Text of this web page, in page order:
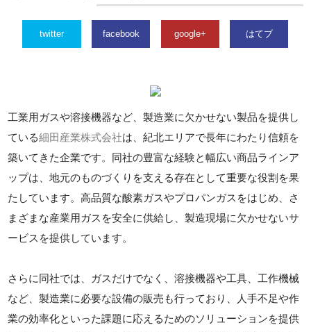
twitter facebook google+ はてブ
工業用ガスや溶接機器など、製造業に欠かせない製品を提供し
ている細田産業株式会社は、紀北エリアで長年にわたり信頼を
築いてきた企業です。同社の豊富な経験と幅広い商品ラインア
ップは、地元のものづくりを支える存在として重要な役割を果
たしています。高品質な酸素ガスやプロパンガスをはじめ、さ
まざまな産業用ガスを安全に供給し、製造現場に欠かせないサ
ービスを提供しています。
さらに同社では、ガスだけでなく、溶接機器や工具、工作機械
など、製造業に必要な設備の販売も行っており、人手不足や作
業の効率化といった課題に応えるためのソリューションを提供